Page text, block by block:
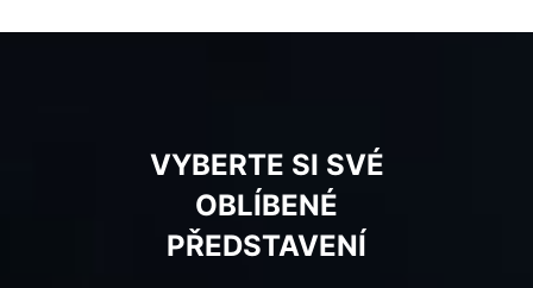
VYBERTE SI SVÉ
OBLÍBENÉ
PŘEDSTAVENÍ